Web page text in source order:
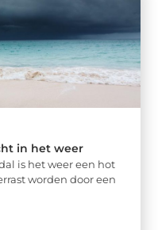
in het weer
is het weer een hot
worden door een